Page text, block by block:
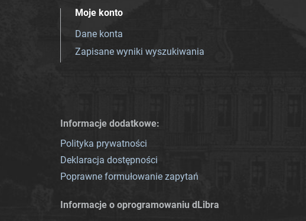
Moje konto
Dane konta
Zapisane wyniki wyszukiwania
Informacje dodatkowe:
Polityka prywatności
Deklaracja dostępności
Poprawne formułowanie zapytań
Informacje o oprogramowaniu dLibra